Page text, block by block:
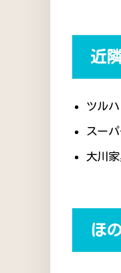
近
ツル
スー
大川
ほ